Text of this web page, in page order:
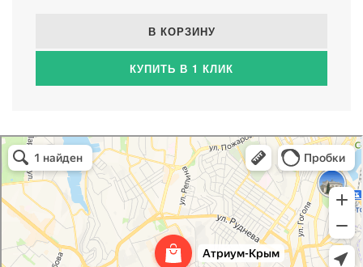
В КОРЗИНУ
КУПИТЬ В 1 КЛИК
Атриум-Крым
Системы водоснабжения, отопления, канализации в Севастополе
Снабжение строительных объектов в Севастополе